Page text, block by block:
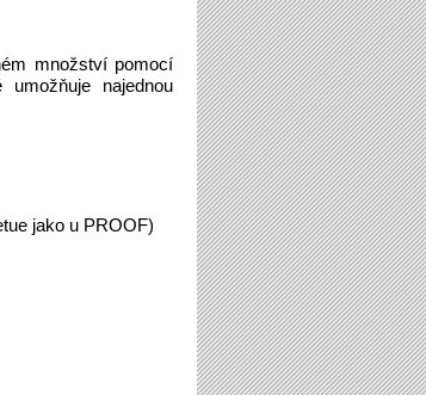
množství pomocí
umožňuje najednou
jako u PROOF)